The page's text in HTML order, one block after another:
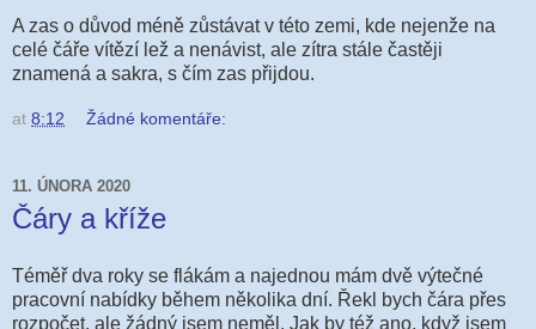
A zas o důvod méně zůstávat v této zemi, kde nejenže na
celé čáře vítězí lež a nenávist, ale zítra stále častěji
znamená a sakra, s čím zas přijdou.
at 8:12 Žádné komentáře:
11. ÚNORA 2020
Čáry a kříže
Téměř dva roky se flákám a najednou mám dvě výtečné
pracovní nabídky během několika dní. Řekl bych čára přes
rozpočet, ale žádný jsem neměl. Jak by též ano, když jsem